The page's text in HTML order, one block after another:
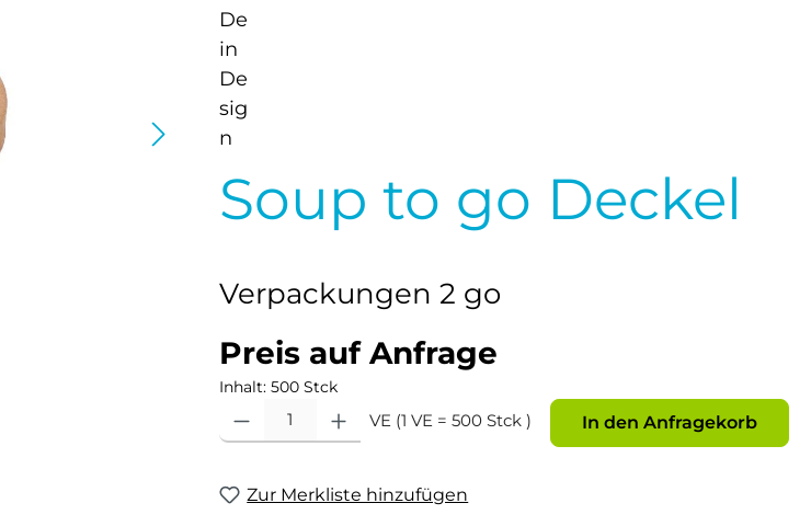
Soup to go Deckel
Verpackungen 2 go
Preis auf Anfrage
Inhalt: 500 Stck
Produkt Anzahl: Gib den gewünschten Wert ein oder benutze die Schaltflächen um die
VE (1 VE = 500 Stck ) In den Anfragekorb
Zur Merkliste hinzufügen